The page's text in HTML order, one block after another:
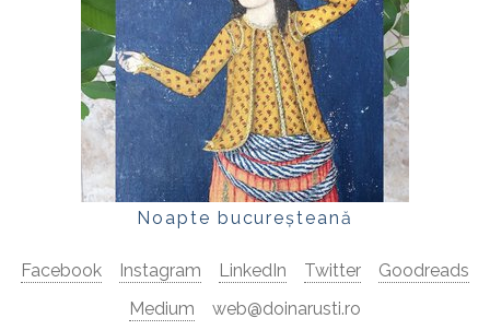
Noapte bucureșteană
Facebook Instagram LinkedIn Twitter
Goodreads
Medium
web@doinarusti.ro